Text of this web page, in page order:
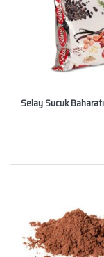
Selay Sucuk